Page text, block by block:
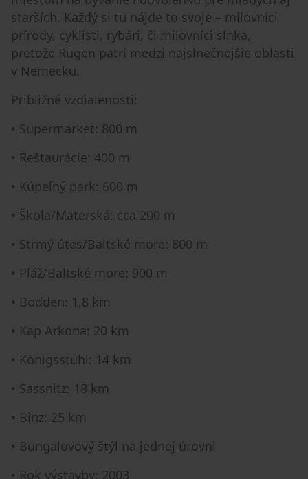
starších. Každý si tu nájde to svoje – milovníci
prírody, cyklisti, rybári, či milovníci slnka,
pretože Rügen patrí medzi najslnečnejšie oblasti
v Nemecku.
Približné vzdialenosti:
• Supermarket: 800 m
• Reštaurácie: 400 m
• Kúpeľný park: 600 m
• Škola/Materská: cca 200 m
• Strmý útes/Baltské more: 800 m
• Pláž/Baltské more: 900 m
• Bodden: 1,8 km
• Kap Arkona: 20 km
• Königsstuhl: 14 km
• Sassnitz: 18 km
• Binz: 25 km
• Bungalovový štýl na jednej úrovni
• Rok výstavby: 2003